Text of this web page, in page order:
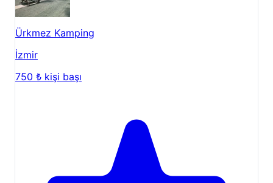
yaşayabilirsiniz. Sibel Atmaca'nın yorumunda
desteklendiği gibi, bu tür etkinlikler tesisimizin
cazibesini artırır. Canlı müzik eşliğinde keyifli
atmosferine katkı sağlar.
Karadeniz'in dalgalarıyla
buluşan Şile plajlarında denize girebilir veya tarihi
Şile Feneri'ni ziyaret ederek muhteşem
manzaraların tadını çıkarabilirsiniz. Fener,
Ürkmez Kamping
İzmir
750 ₺ kişi başı